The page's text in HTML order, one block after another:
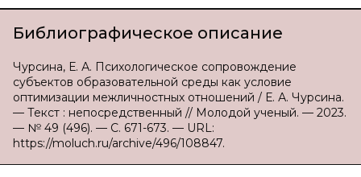
Библиографическое описание
Чурсина, Е. А. Психологическое сопровождение
субъектов образовательной среды как условие
оптимизации межличностных отношений / Е. А. Чурсина.
— Текст : непосредственный // Молодой ученый. — 2023.
— № 49 (496). — С. 671-673. — URL:
https://moluch.ru/archive/496/108847.